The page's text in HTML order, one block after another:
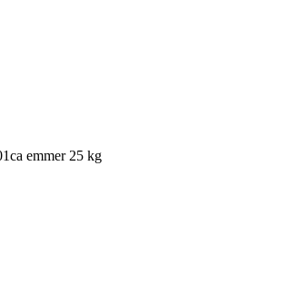
emmer 25 kg